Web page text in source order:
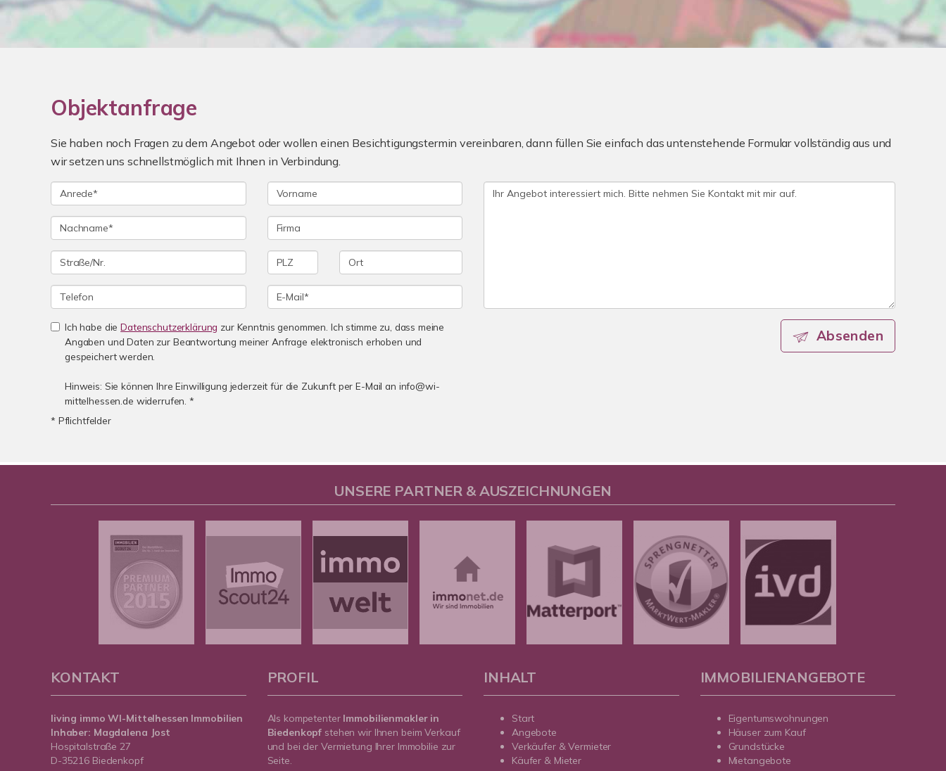
Objektanfrage
Sie haben noch Fragen zu dem Angebot oder wollen einen Besichtigungstermin vereinbaren, dann füllen Sie einfach das untenstehende Formular vollständig aus und
wir setzen uns schnellstmöglich mit Ihnen in Verbindung.
Ich habe dieDatenschutzerklärung zur Kenntnis genommen. Ich stimme zu, dass meine
Angaben und Daten zur Beantwortung meiner Anfrage elektronisch erhoben und
gespeichert werden.
Hinweis: Sie können Ihre Einwilligung jederzeit für die Zukunft per E-Mail an info@wi-
mittelhessen.de widerrufen. *
* Pflichtfelder
Absenden
UNSERE PARTNER & AUSZEICHNUNGEN
KONTAKT
living immo WI-Mittelhessen Immobilien
Inhaber: Magdalena Jost
Hospitalstraße 27
D-35216 Biedenkopf
PROFIL
Als kompetenter Immobilienmakler in
Biedenkopf stehen wir Ihnen beim Verkauf
und bei der Vermietung Ihrer Immobilie zur
Seite.
INHALT
Start
Angebote
Verkäufer & Vermieter
Käufer & Mieter
IMMOBILIENANGEBOTE
Eigentumswohnungen
Häuser zum Kauf
Grundstücke
Mietangebote